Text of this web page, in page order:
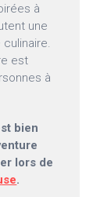
à
une
est
à
bien
lors de
.